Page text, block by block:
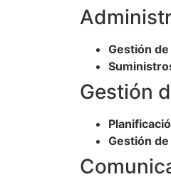
Gestión
Gestión
Gestión